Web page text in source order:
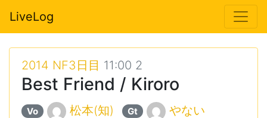
LiveLog
2014 NF3日目 11:00 2
Best Friend / Kiroro
Vo 松本(知) Gt やない